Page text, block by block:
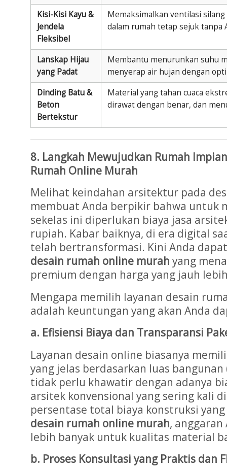
Kisi-Kisi Kayu &
Jendela
Fleksibel
Memaksimalkan ventilasi silang
dalam rumah tetap sejuk tanpa
Lanskap Hijau
yang Padat
Membantu menurunkan suhu
menyerap air hujan dengan
Dinding Batu &
Beton
Bertekstur
Material yang tahan cuaca
dirawat dengan benar, dan
8. Langkah Mewujudkan Rumah
Rumah Online Murah
Melihat keindahan arsitektur pada
membuat Anda berpikir bahwa untuk
sekelas ini diperlukan biaya jasa
rupiah. Kabar baiknya, di era digital
telah bertransformasi. Kini Anda
desain rumah online murah yang
premium dengan harga yang jauh
Mengapa memilih layanan desain
adalah keuntungan yang akan Anda
a. Efisiensi Biaya dan Transparansi
Layanan desain online biasanya
yang jelas berdasarkan luas
tidak perlu khawatir dengan adanya
arsitek konvensional yang sering kali
persentase total biaya konstruksi
desain rumah online murah, anggaran
lebih banyak untuk kualitas material
b. Proses Konsultasi yang Praktis dan